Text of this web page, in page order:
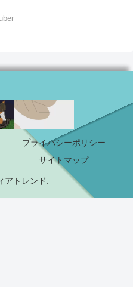
プライバシーポリシー
サイトマップ
アトレンド.